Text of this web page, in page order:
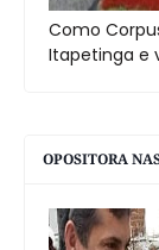
Como
Itapetinga e
OPOSITORA